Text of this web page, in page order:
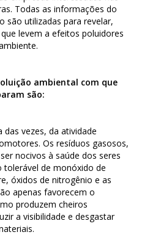
Todas as informações do
são utilizadas para revelar,
levem a efeitos poluidores
ambiental com que
são:
vezes, da atividade
Os resíduos gasosos,
nocivos à saúde dos seres
tolerável de monóxido de
óxidos de nitrogênio e as
apenas favorecem o
produzem cheiros
a visibilidade e desgastar